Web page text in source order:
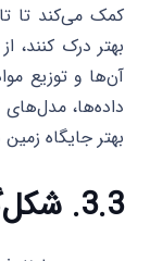
کمک می‌کند تا
بهتر درک
آن‌ها و توزیع
داده‌ها، مدل‌های
بهتر جایگاه
3.3. شکل‌گیری ستارگان و سیارات